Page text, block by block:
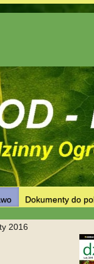
Dokumenty do
2016